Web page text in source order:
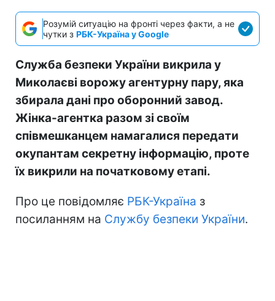
Розумій ситуацію на фронті через факти, а не
чутки з РБК-Україна у Google
Служба безпеки України викрила у
Миколаєві ворожу агентурну пару, яка
збирала дані про оборонний завод.
Жінка-агентка разом зі своїм
співмешканцем намагалися передати
окупантам секретну інформацію, проте
їх викрили на початковому етапі.
Про це повідомляє РБК-Україна з
посиланням на Службу безпеки України.